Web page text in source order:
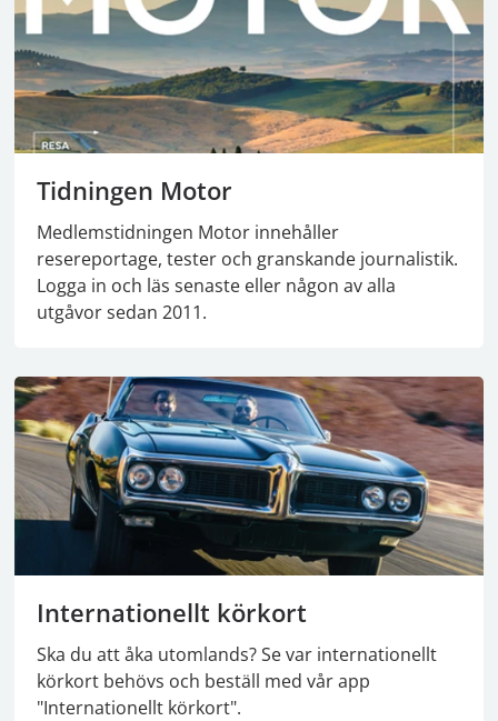
Tidningen Motor
Medlemstidningen Motor innehåller
resereportage, tester och granskande journalistik.
Logga in och läs senaste eller någon av alla
utgåvor sedan 2011.
Internationellt körkort
Ska du att åka utomlands? Se var internationellt
körkort behövs och beställ med vår app
"Internationellt körkort".